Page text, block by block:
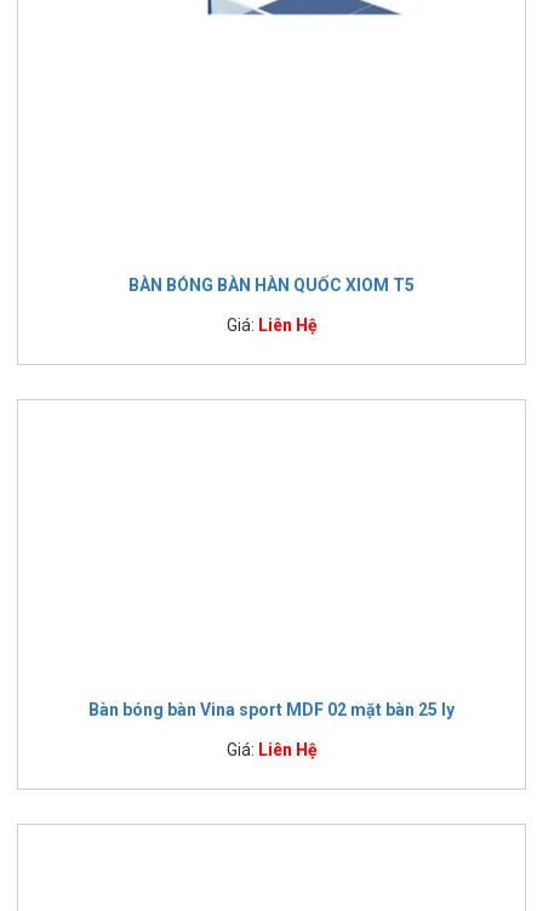
BÀN BÓNG BÀN HÀN QUỐC XIOM T5
Giá: Liên Hệ
Bàn bóng bàn Vina sport MDF 02 mặt bàn 25 ly
Giá: Liên Hệ